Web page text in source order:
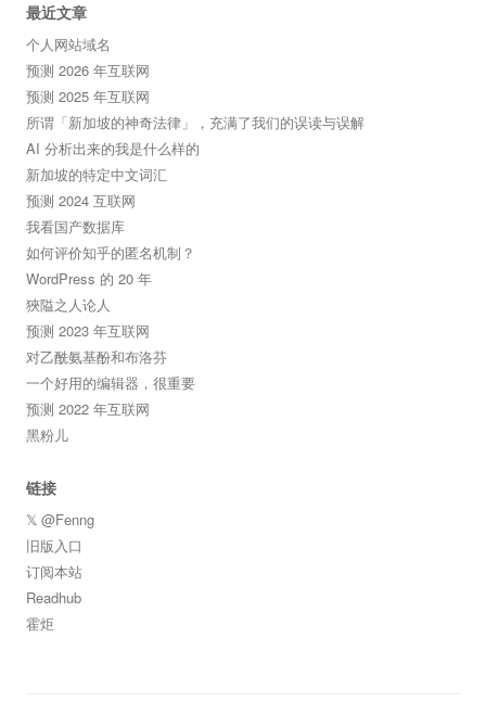
最近文章
个人网站域名
预测 2026 年互联网
预测 2025 年互联网
所谓「新加坡的神奇法律」，充满了我们的误读与误解
AI 分析出来的我是什么样的
新加坡的特定中文词汇
预测 2024 互联网
我看国产数据库
如何评价知乎的匿名机制？
WordPress 的 20 年
狹隘之人论人
预测 2023 年互联网
对乙酰氨基酚和布洛芬
一个好用的编辑器，很重要
预测 2022 年互联网
黑粉儿
链接
𝕏 @Fenng
旧版入口
订阅本站
Readhub
霍炬